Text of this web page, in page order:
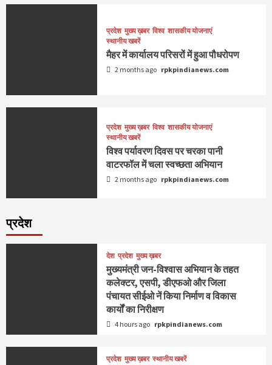
प्रदेश मुख्य ख़बर विश्व शासकीय योजनाएं
स्थानीय खबरें
मैहर में कार्यालय परिसरों में हुआ पौधरोपण
2 months ago rpkpindianews.com
प्रदेश मुख्य ख़बर विश्व शासकीय योजनाएं
स्थानीय खबरें
विश्व पर्यावरण दिवस पर चरका पानी
वाटरफॉल में चला स्वच्छता अभियान
2 months ago rpkpindianews.com
प्रदेश
देश प्रदेश मुख्य ख़बर
मुख्यमंत्री जन-विश्वास अभियान के तहत
कलेक्टर, एसपी, डीएफओ और जिला
पंचायत सीईओ नें किया निर्माण व विकास
कार्यों का निरीक्षण
4 hours ago rpkpindianews.com
प्रदेश मुख्य ख़बर स्थानीय खबरें